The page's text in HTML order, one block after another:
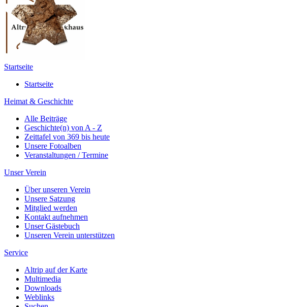
Startseite
Startseite
Heimat & Geschichte
Alle Beiträge
Geschichte(n) von A - Z
Zeittafel von 369 bis heute
Unsere Fotoalben
Veranstaltungen / Termine
Unser Verein
Über unseren Verein
Unsere Satzung
Mitglied werden
Kontakt aufnehmen
Unser Gästebuch
Unseren Verein unterstützen
Service
Altrip auf der Karte
Multimedia
Downloads
Weblinks